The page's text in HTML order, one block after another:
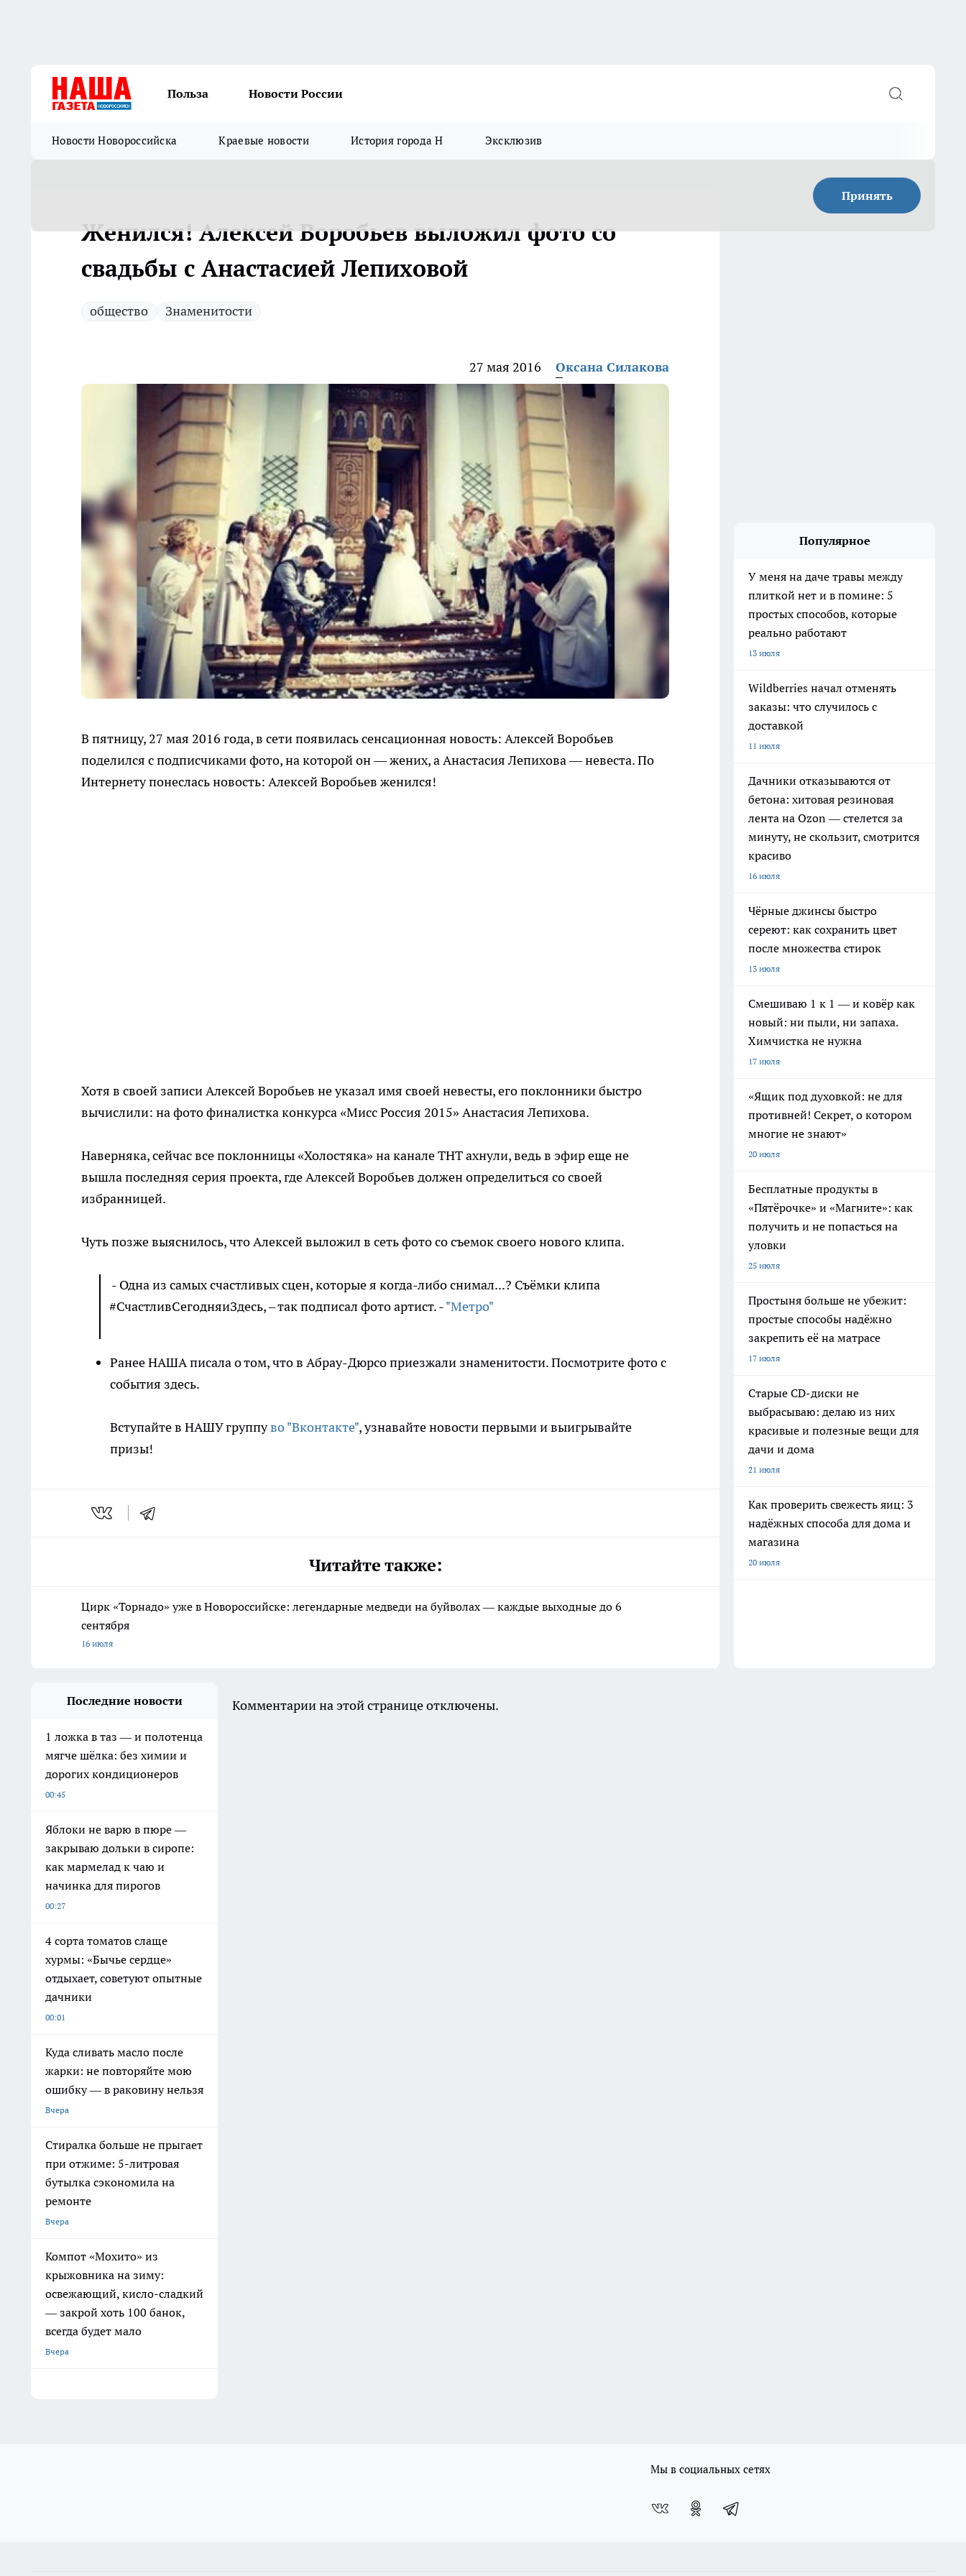
Польза Новости России
Новости Новороссийска Краевые новости История города Н Эксклюзив
Принять
Женился! Алексей Воробьев выложил фото со
свадьбы с Анастасией Лепиховой
общество Знаменитости
27 мая 2016 Оксана Силакова
В пятницу, 27 мая 2016 года, в сети появилась сенсационная новость: Алексей Воробьев
поделился с подписчиками фото, на которой он — жених, а Анастасия Лепихова — невеста. По
Интернету понеслась новость: Алексей Воробьев женился!
Хотя в своей записи Алексей Воробьев не указал имя своей невесты, его поклонники быстро
вычислили: на фото финалистка конкурса «Мисс Россия 2015» Анастасия Лепихова.
Наверняка, сейчас все поклонницы «Холостяка» на канале ТНТ ахнули, ведь в эфир еще не
вышла последняя серия проекта, где Алексей Воробьев должен определиться со своей
избранницей.
Чуть позже выяснилось, что Алексей выложил в сеть фото со съемок своего нового клипа.
- Одна из самых счастливых сцен, которые я когда-либо снимал...? Съёмки клипа
#СчастливСегодняиЗдесь, – так подписал фото артист. -"Метро"
Ранее НАША писала о том, что в Абрау-Дюрсо приезжали знаменитости. Посмотрите фото с
события здесь.
Вступайте в НАШУ группуво "Вконтакте", узнавайте новости первыми и выигрывайте
призы!
Читайте также:
Цирк «Торнадо» уже в Новороссийске: легендарные медведи на буйволах — каждые выходные до 6
сентября
16 июля
Популярное
У меня на даче травы между
плиткой нет и в помине: 5
простых способов, которые
реально работают
13 июля
Wildberries начал отменять
заказы: что случилось с
доставкой
11 июля
Дачники отказываются от
бетона: хитовая резиновая
лента на Ozon — стелется за
минуту, не скользит, смотрится
красиво
16 июля
Чёрные джинсы быстро
сереют: как сохранить цвет
после множества стирок
13 июля
Смешиваю 1 к 1 — и ковёр как
новый: ни пыли, ни запаха.
Химчистка не нужна
17 июля
«Ящик под духовкой: не для
противней! Секрет, о котором
многие не знают»
20 июля
Бесплатные продукты в
«Пятёрочке» и «Магните»: как
получить и не попасться на
уловки
25 июля
Простыня больше не убежит:
простые способы надёжно
закрепить её на матрасе
17 июля
Старые CD-диски не
выбрасываю: делаю из них
красивые и полезные вещи для
дачи и дома
21 июля
Как проверить свежесть яиц: 3
надёжных способа для дома и
магазина
20 июля
Последние новости
1 ложка в таз — и полотенца
мягче шёлка: без химии и
дорогих кондиционеров
00:45
Яблоки не варю в пюре —
закрываю дольки в сиропе:
как мармелад к чаю и
начинка для пирогов
00:27
4 сорта томатов слаще
хурмы: «Бычье сердце»
отдыхает, советуют опытные
дачники
00:01
Куда сливать масло после
жарки: не повторяйте мою
ошибку — в раковину нельзя
Вчера
Стиралка больше не прыгает
при отжиме: 5-литровая
бутылка сэкономила на
ремонте
Вчера
Компот «Мохито» из
крыжовника на зиму:
освежающий, кисло-сладкий
— закрой хоть 100 банок,
всегда будет мало
Вчера
Комментарии на этой странице отключены.
Мы в социальных сетях